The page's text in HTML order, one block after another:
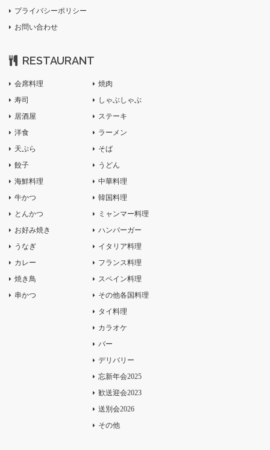
プライバシーポリシー
お問い合わせ
RESTAURANT
会席料理
寿司
居酒屋
洋食
天ぷら
餃子
海鮮料理
牛かつ
とんかつ
お好み焼き
うなぎ
カレー
焼き鳥
串かつ
焼肉
しゃぶしゃぶ
ステーキ
ラーメン
そば
うどん
中華料理
韓国料理
ミャンマー料理
ハンバーガー
イタリア料理
フランス料理
スペイン料理
その他各国料理
タイ料理
カラオケ
バー
デリバリー
忘新年会2025
歓送迎会2023
送別会2026
その他